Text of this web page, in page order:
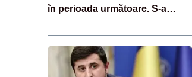
în perioada următoare. S-a
unor discursuri iresponsabile în
spaţiul public”